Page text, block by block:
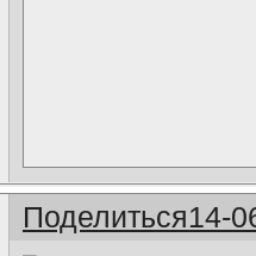
Поделиться14-